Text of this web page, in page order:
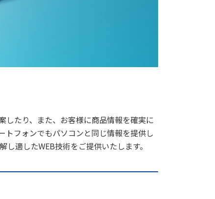
したり、また、お客様に商品情報を確実に
トフォンでもパソコンと同じ情報を提供し
適したWEB技術をご提供いたします。